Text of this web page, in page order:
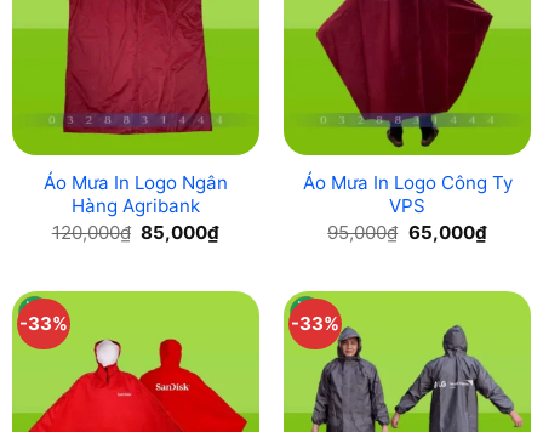
Áo Mưa In Logo Ngân
Hàng Agribank
120,000₫ Original
price
120,000₫.
85,000₫Current
85,000₫.
Áo Mưa In Logo Công Ty
VPS
95,000₫ Original
price
95,000₫.
65,000₫
price
-33%
-33%